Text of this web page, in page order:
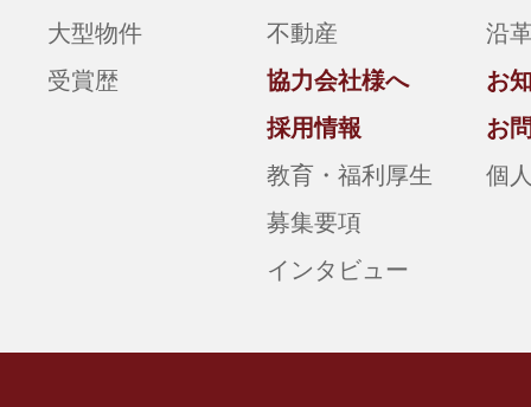
大型物件
受賞歴
不動産
沿
協力会社様へ
採用情報
教育・福利厚生
募集要項
インタビュー
お
お
個